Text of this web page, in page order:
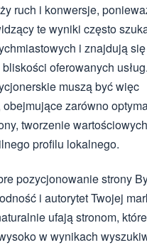
ruch i konwersje,
te wyniki często
i znajdują
oferowanych usług.
muszą być więc
zarówno
tworzenie
profilu lokalnego.
pozycjonowanie strony
i autorytet Twojej
ufają stronom, które
w wynikach